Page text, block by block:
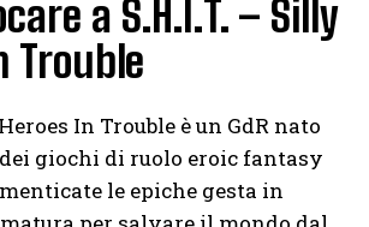
a S.H.I.T. – Silly
Trouble
In Trouble è un GdR nato
giochi di ruolo eroic fantasy
le epiche gesta in